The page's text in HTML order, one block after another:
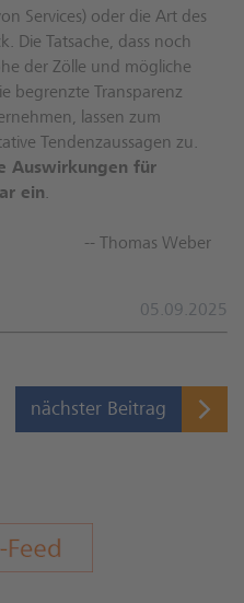
Services) oder die Art des
Die Tatsache, dass noch
der Zölle und mögliche
begrenzte Transparenz
lassen zum
Tendenzaussagen zu.
Auswirkungen für
ein .
-- Thomas Weber
05.09.2025
nächster Beitrag